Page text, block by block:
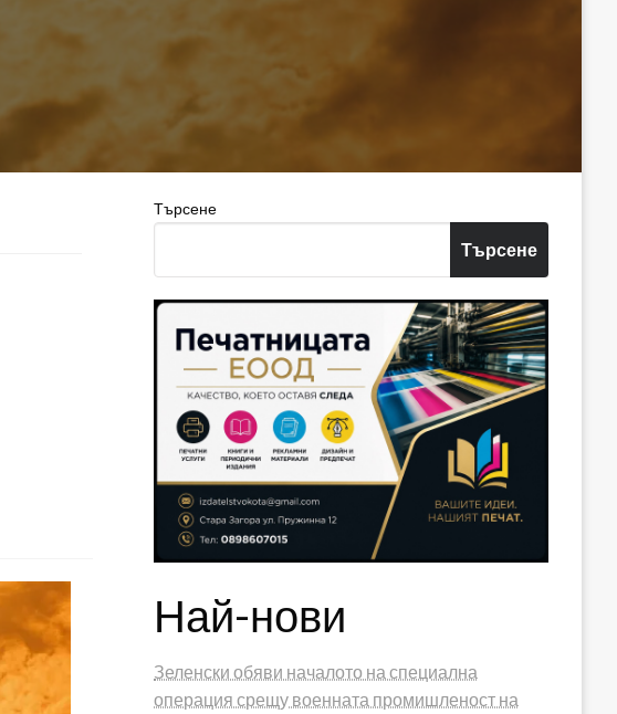
Търсене
Търсене
Най-нови
Зеленски обяви началото на специална
операция срещу военната промишленост на